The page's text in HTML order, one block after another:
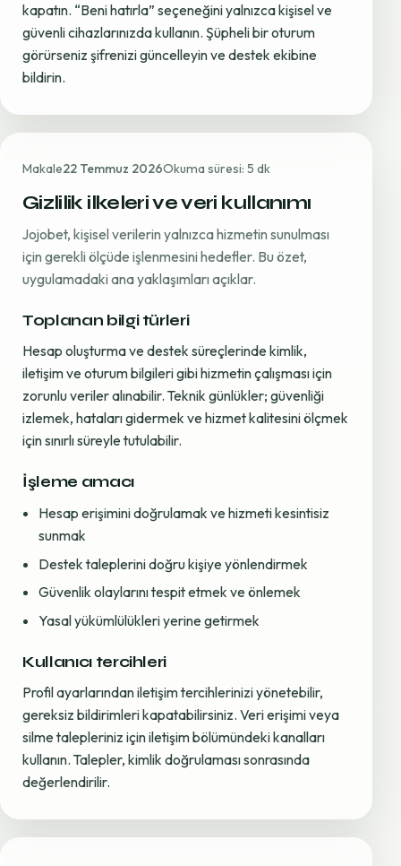
kapatın. “Beni hatırla” seçeneğini yalnızca kişisel ve
güvenli cihazlarınızda kullanın. Şüpheli bir oturum
görürseniz şifrenizi güncelleyin ve destek ekibine
bildirin.
Makale22 Temmuz 2026Okuma süresi: 5 dk
Gizlilik ilkeleri ve veri kullanımı
Jojobet, kişisel verilerin yalnızca hizmetin sunulması
için gerekli ölçüde işlenmesini hedefler. Bu özet,
uygulamadaki ana yaklaşımları açıklar.
Toplanan bilgi türleri
Hesap oluşturma ve destek süreçlerinde kimlik,
iletişim ve oturum bilgileri gibi hizmetin çalışması için
zorunlu veriler alınabilir. Teknik günlükler; güvenliği
izlemek, hataları gidermek ve hizmet kalitesini ölçmek
için sınırlı süreyle tutulabilir.
İşleme amacı
Hesap erişimini doğrulamak ve hizmeti kesintisiz
sunmak
Destek taleplerini doğru kişiye yönlendirmek
Güvenlik olaylarını tespit etmek ve önlemek
Yasal yükümlülükleri yerine getirmek
Kullanıcı tercihleri
Profil ayarlarından iletişim tercihlerinizi yönetebilir,
gereksiz bildirimleri kapatabilirsiniz. Veri erişimi veya
silme talepleriniz için iletişim bölümündeki kanalları
kullanın. Talepler, kimlik doğrulaması sonrasında
değerlendirilir.